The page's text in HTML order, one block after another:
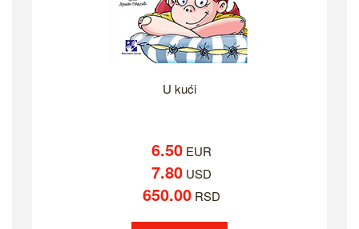
U kući
6.50 EUR
7.80 USD
650.00 RSD